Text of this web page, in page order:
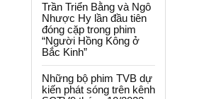
Trần Triển Bằng và Ngô
Nhược Hy lần đầu tiên
đóng cặp trong phim
“Người Hồng Kông ở
Bắc Kinh”
Những bộ phim TVB dự
kiến phát sóng trên kênh